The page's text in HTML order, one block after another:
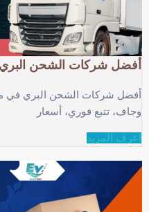
أفضل شركات الشحن
أفضل شركات الشحن البري في
وجاف، تتبع فوري، أسعار
اعرف المزيد